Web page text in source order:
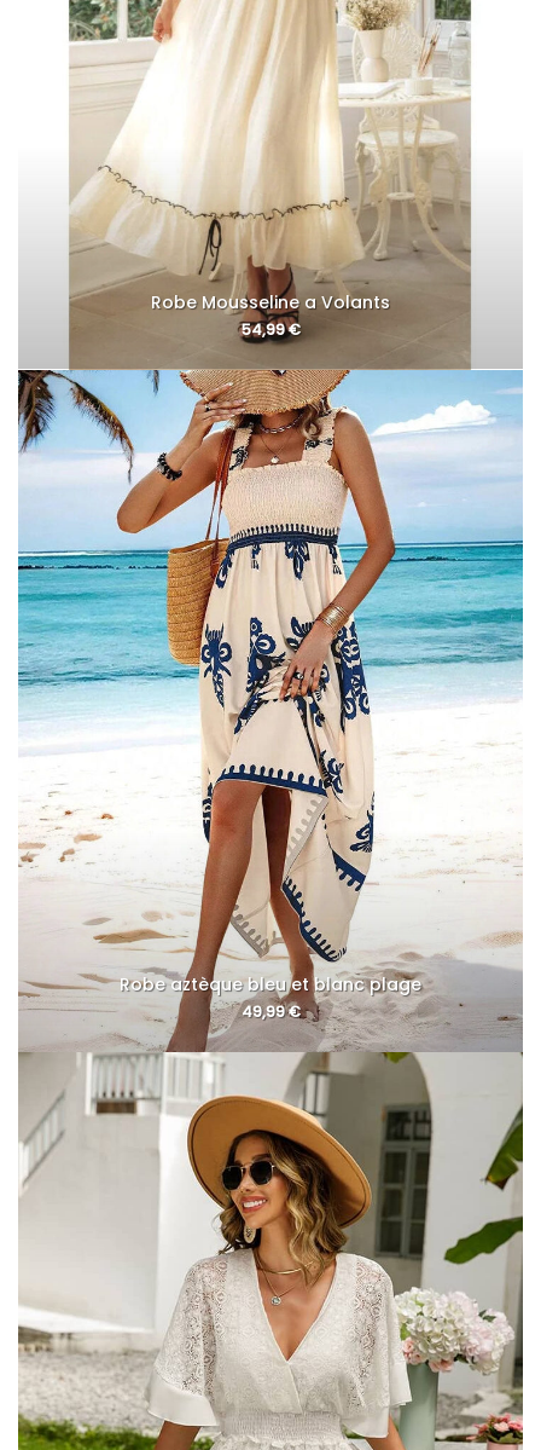
Robe Mousseline a Volants
54,99€
Robe aztèque bleu et blanc plage
49,99€